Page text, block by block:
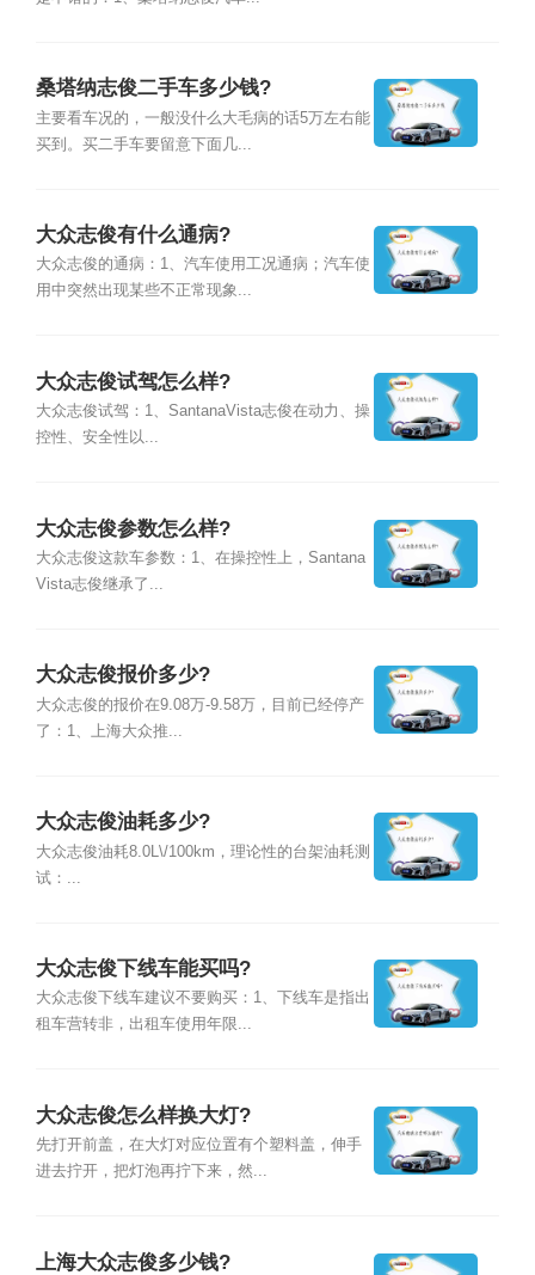
桑塔纳志俊二手车多少钱?
主要看车况的，一般没什么大毛病的话5万左右能
买到。买二手车要留意下面几...
大众志俊有什么通病?
大众志俊的通病：1、汽车使用工况通病；汽车使
用中突然出现某些不正常现象...
大众志俊试驾怎么样?
大众志俊试驾：1、SantanaVista志俊在动力、操
控性、安全性以...
大众志俊参数怎么样?
大众志俊这款车参数：1、在操控性上，Santana
Vista志俊继承了...
大众志俊报价多少?
大众志俊的报价在9.08万-9.58万，目前已经停产
了：1、上海大众推...
大众志俊油耗多少?
大众志俊油耗8.0L\/100km，理论性的台架油耗测
试：...
大众志俊下线车能买吗?
大众志俊下线车建议不要购买：1、下线车是指出
租车营转非，出租车使用年限...
大众志俊怎么样换大灯?
先打开前盖，在大灯对应位置有个塑料盖，伸手
进去拧开，把灯泡再拧下来，然...
上海大众志俊多少钱?